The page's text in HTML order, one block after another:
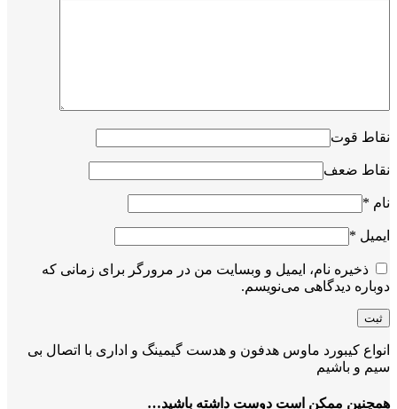
نقاط قوت
نقاط ضعف
نام *
ایمیل *
ذخیره نام، ایمیل و وبسایت من در مرورگر برای زمانی که
دوباره دیدگاهی می‌نویسم.
انواع کیبورد ماوس هدفون و هدست گیمینگ و اداری با اتصال بی
سیم و باشیم
همچنین ممکن است دوست داشته باشید…